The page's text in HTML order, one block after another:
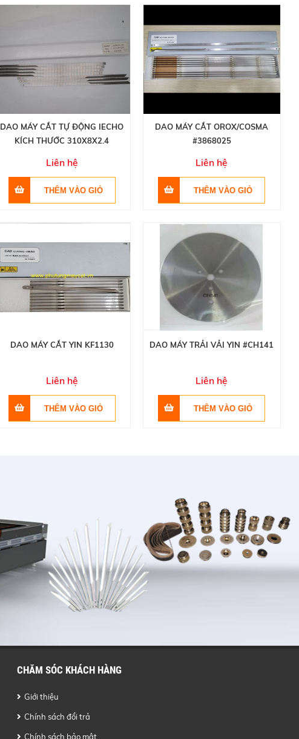
DAO MÁY CẮT TỰ ĐỘNG IECHO
KÍCH THƯỚC 310X8X2.4
Liên hệ
DAO MÁY CẮT OROX/COSMA
#3868025
Liên hệ
DAO MÁY CẮT YIN KF1130
Liên hệ
DAO MÁY TRẢI VẢI YIN #CH141
Liên hệ
CHĂM SÓC KHÁCH HÀNG
Giới thiệu
Chính sách đổi trả
Chính sách bảo mật